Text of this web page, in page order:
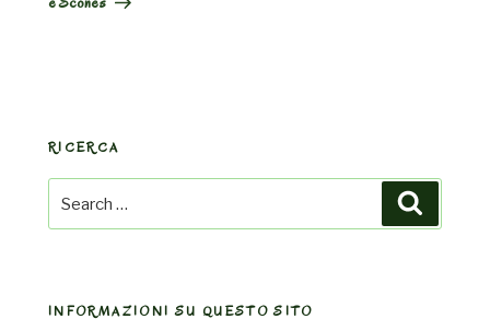
RICERCA
Search
for:
INFORMAZIONI SU QUESTO SITO